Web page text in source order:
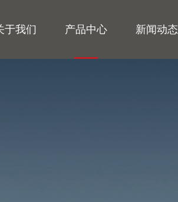
于我们 产品中心 新闻动态